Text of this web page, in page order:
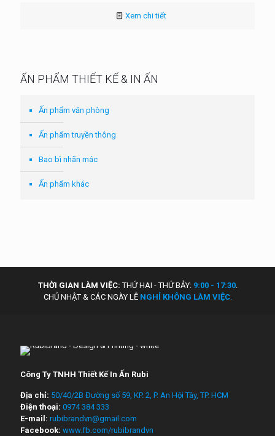
Xem chi tiết
ẤN PHẨM THIẾT KẾ & IN ẤN
Ấn phẩm văn phòng
Ấn phẩm truyền thông
Bao bì nhãn mác
Ấn phẩm khác
THỜI GIAN LÀM VIỆC:THỨ HAI - THỨ BẢY: 9:00 - 17:30.
CHỦ NHẬT & CÁC NGÀY LỄ NGHỈ KHÔNG LÀM VIỆC.
Công Ty TNHH Thiết Kế In Ấn Rubi
Địa chỉ: 50/40/2B Đường số 59, KP. 2, P. An Hội Tây, TP. HCM
Điện thoại: 0974 384 333
E-mail: rubibrandvn@gmail.com
Facebook: www.fb.com/rubibrandvn